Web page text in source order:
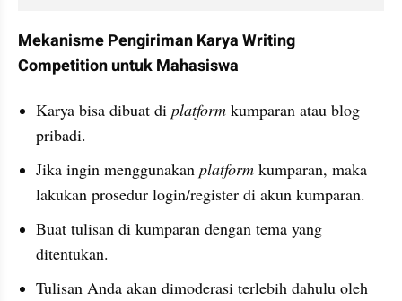
Mekanisme Pengiriman Karya Writing
Competition untuk Mahasiswa
Karya bisa dibuat di platform kumparan atau blog
pribadi.
Jika ingin menggunakan platform kumparan, maka
lakukan prosedur login/register di akun kumparan.
Buat tulisan di kumparan dengan tema yang
ditentukan.
Tulisan Anda akan dimoderasi terlebih dahulu oleh